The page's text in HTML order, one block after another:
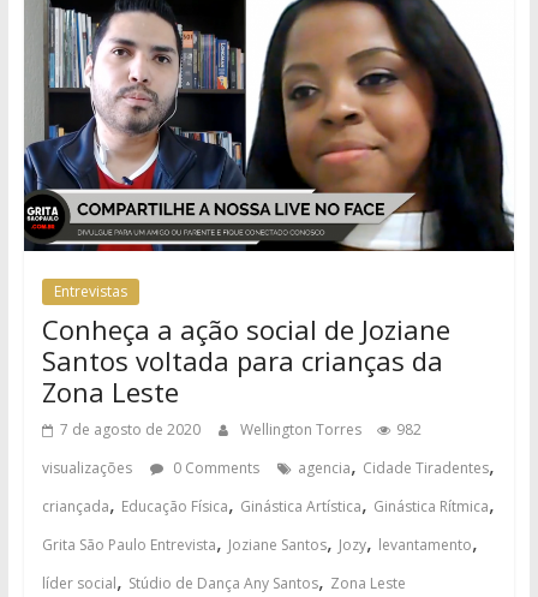
Entrevistas
Conheça a ação social de Joziane
Santos voltada para crianças da
Zona Leste
7 de agosto de 2020 Wellington Torres
982
visualizações
0 Comments agencia, Cidade Tiradentes,
criançada, Educação Física, Ginástica Artística, Ginástica Rítmica,
Grita São Paulo Entrevista, Joziane Santos, Jozy, levantamento,
líder social, Stúdio de Dança Any Santos, Zona Leste